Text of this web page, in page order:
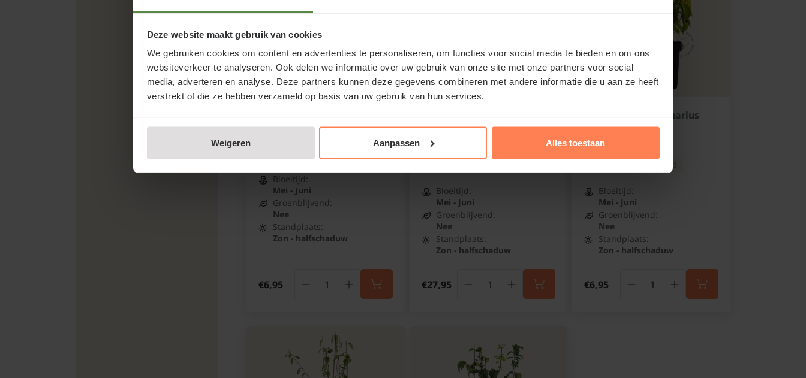
Deze website maakt gebruik van cookies
We gebruiken cookies om content en advertenties te personaliseren, om functies voor social media te bieden en om ons
websiteverkeer te analyseren. Ook delen we informatie over uw gebruik van onze site met onze partners voor social
media, adverteren en analyse. Deze partners kunnen deze gegevens combineren met andere informatie die u aan ze heeft
verstrekt of die ze hebben verzameld op basis van uw gebruik van hun services.
Weigeren Aanpassen Alles toestaan
Boerenjasmijn
Bloeitijd:
Mei - Juni
Groenblijvend:
Nee
Standplaats:
Zon - halfschaduw
€6,95
XL
Boerenjasmijn
Bloeitijd:
Mei - Juni
Groenblijvend:
Nee
Standplaats:
Zon - halfschaduw
€27,95
Philadelphus coronarius
'Aureus'
Boerenjasmijn
Online op voorraad
Bloeitijd:
Mei - Juni
Groenblijvend:
Nee
Standplaats:
Zon - halfschaduw
€6,95